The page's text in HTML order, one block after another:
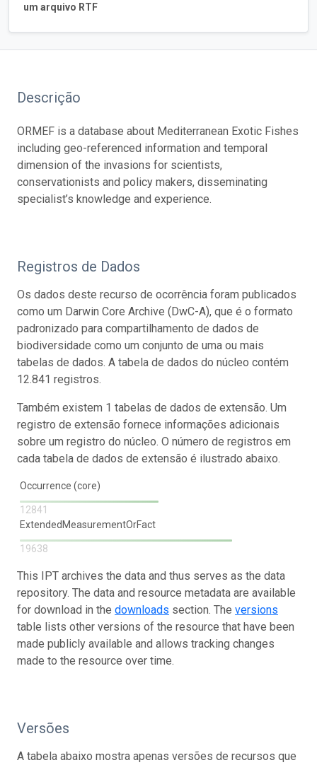
um arquivo RTF
Descrição
ORMEF is a database about Mediterranean Exotic Fishes
including geo-referenced information and temporal
dimension of the invasions for scientists,
conservationists and policy makers, disseminating
specialist’s knowledge and experience.
Registros de Dados
Os dados deste recurso de ocorrência foram publicados
como um Darwin Core Archive (DwC-A), que é o formato
padronizado para compartilhamento de dados de
biodiversidade como um conjunto de uma ou mais
tabelas de dados. A tabela de dados do núcleo contém
12.841 registros.
Também existem 1 tabelas de dados de extensão. Um
registro de extensão fornece informações adicionais
sobre um registro do núcleo. O número de registros em
cada tabela de dados de extensão é ilustrado abaixo.
Occurrence (core)
12841
ExtendedMeasurementOrFact
19638
This IPT archives the data and thus serves as the data
repository. The data and resource metadata are available
for download in the downloads section. The versions
table lists other versions of the resource that have been
made publicly available and allows tracking changes
made to the resource over time.
Versões
A tabela abaixo mostra apenas versões de recursos que